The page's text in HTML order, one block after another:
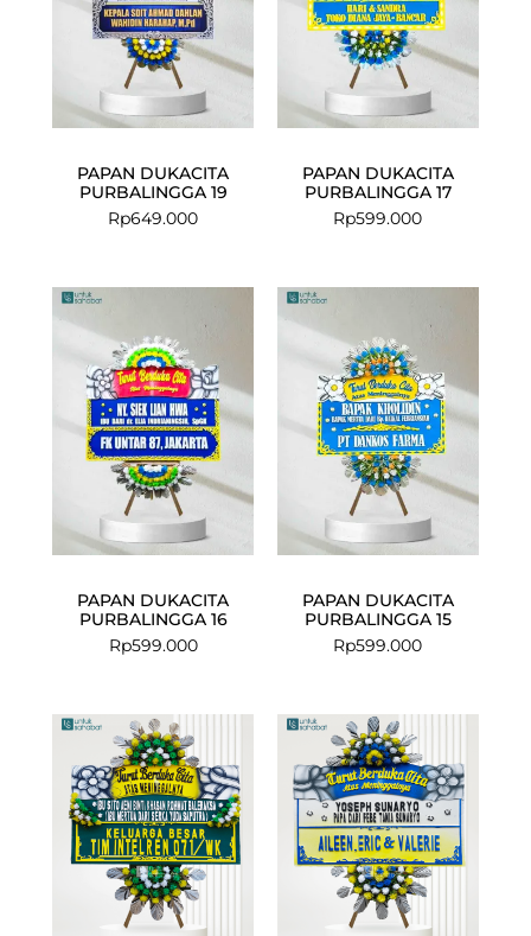
PAPAN DUKACITA
PURBALINGGA 19
Rp649.000
PAPAN DUKACITA
PURBALINGGA 17
Rp599.000
PAPAN DUKACITA
PURBALINGGA 16
Rp599.000
PAPAN DUKACITA
PURBALINGGA 15
Rp599.000
was:
Rp699.000.
is:
Rp675.000.